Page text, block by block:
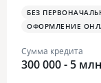
БЕЗ
ОФОРМЛЕНИЕ
Сумма кредита
300 000 - 5